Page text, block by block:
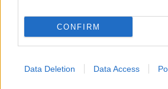
CONFIRM
Data Deletion Data Access